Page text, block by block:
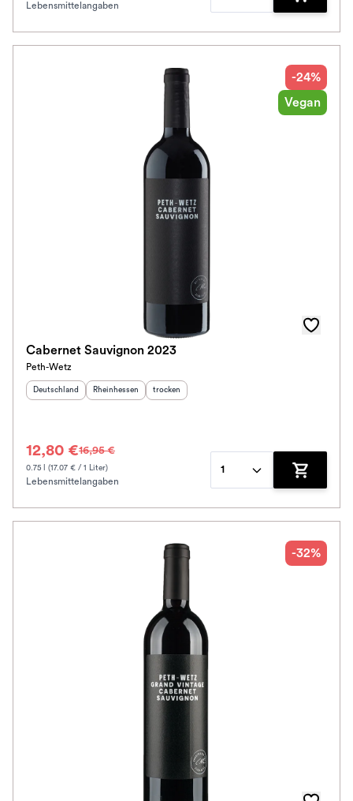
Lebensmittelangaben
Zum
-24%
Vegan
Cabernet Sauvignon 2023
Peth-Wetz
Herkunftsland
Deutschland Herkunftsregion :
Rheinhessen Geschmack
trocken
12,80 €16,95 €
0.75 l (17.07 € / 1 Liter)
Lebensmittelangaben
1
Zum
-32%